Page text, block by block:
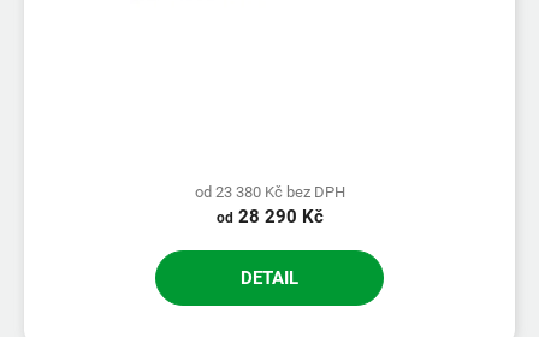
od 23 380 Kč bez DPH
od 28 290 Kč
DETAIL